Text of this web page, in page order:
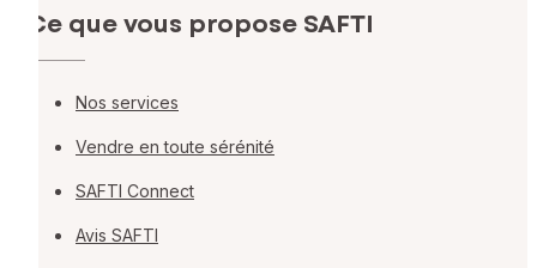
Ce que vous propose SAFTI
Nos services
Vendre en toute sérénité
SAFTI Connect
Avis SAFTI